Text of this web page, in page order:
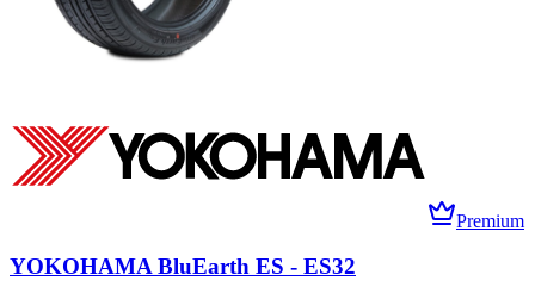
Premium
YOKOHAMA BluEarth ES - ES32